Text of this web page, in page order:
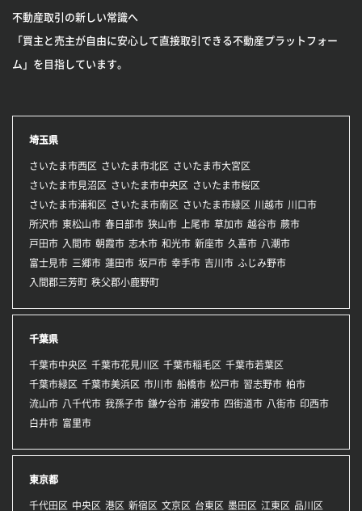
不動産取引の新しい常識へ
「買主と売主が自由に安心して直接取引できる不動産プラットフォー
ム」を目指しています。
埼玉県
さいたま市西区 さいたま市北区
さいたま市大宮区
さいたま市見沼区
さいたま市中央区
さいたま市桜区
さいたま市浦和区
さいたま市南区 さいたま市緑区 川越市 川口市
所沢市 東松山市 春日部市 狭山市 上尾市 草加市 越谷市 蕨市
戸田市 入間市 朝霞市 志木市 和光市 新座市 久喜市 八潮市
富士見市 三郷市 蓮田市 坂戸市 幸手市 吉川市 ふじみ野市
入間郡三芳町 秩父郡小鹿野町
千葉県
千葉市中央区 千葉市花見川区 千葉市稲毛区 千葉市若葉区
千葉市緑区 千葉市美浜区 市川市 船橋市 松戸市 習志野市 柏市
流山市 八千代市 我孫子市 鎌ケ谷市 浦安市 四街道市 八街市 印西市
白井市 富里市
東京都
千代田区 中央区 港区 新宿区 文京区 台東区 墨田区 江東区 品川区